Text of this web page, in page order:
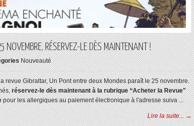
RÉSERVEZ-LE DÈS MAINTENANT !
Nouveauté
revue Gibraltar, Un Pont entre deux Mondes paraît le 25 novembre.
réservez-le dès maintenant à la rubrique “Acheter la Revue"
pour les allergiques au paiement électronique à l'adresse suiva ...
Lire la suite... →